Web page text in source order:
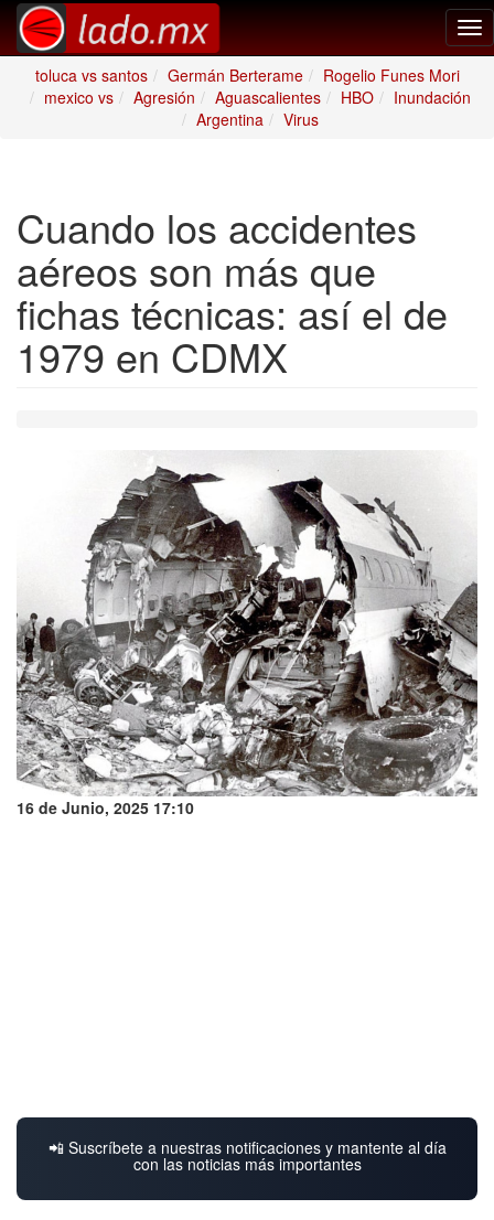
toluca vs santos
Germán Berterame
Rogelio Funes Mori
mexico vs
Agresión Aguascalientes HBO
Inundación
Argentina
Virus
Cuando los accidentes
aéreos son más que
fichas técnicas: así el de
1979 en CDMX
16 de Junio, 2025 17:10
📲 Suscríbete a nuestras notificaciones y mantente al día
con las noticias más importantes